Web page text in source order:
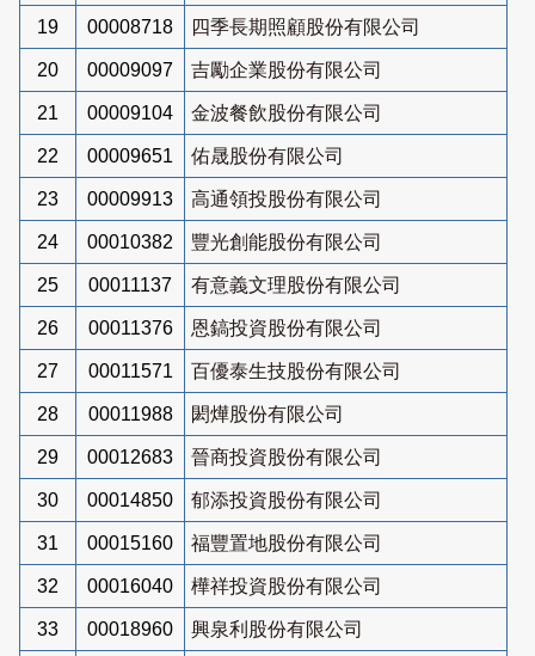
19 00008718 四季長期照顧股份有限公司
20 00009097 吉勵企業股份有限公司
21 00009104 金波餐飲股份有限公司
22 00009651 佑晟股份有限公司
23 00009913 高通領投股份有限公司
24 00010382 豐光創能股份有限公司
25 00011137 有意義文理股份有限公司
26 00011376 恩鎬投資股份有限公司
27 00011571 百優泰生技股份有限公司
28 00011988 閎燁股份有限公司
29 00012683 晉商投資股份有限公司
30 00014850 郁添投資股份有限公司
31 00015160 福豐置地股份有限公司
32 00016040 樺祥投資股份有限公司
33 00018960 興泉利股份有限公司